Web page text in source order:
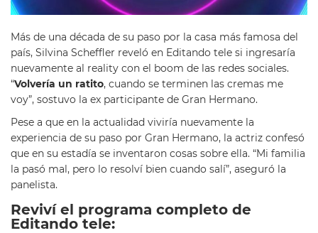
Más de una década de su paso por la casa más famosa del
país, Silvina Scheffler reveló en Editando tele si ingresaría
nuevamente al reality con el boom de las redes sociales.
“Volvería un ratito, cuando se terminen las cremas me
voy”, sostuvo la ex participante de Gran Hermano.
Pese a que en la actualidad viviría nuevamente la
experiencia de su paso por Gran Hermano, la actriz confesó
que en su estadía se inventaron cosas sobre ella. “Mi familia
la pasó mal, pero lo resolví bien cuando salí”, aseguró la
panelista.
Reviví el programa completo de
Editando tele: